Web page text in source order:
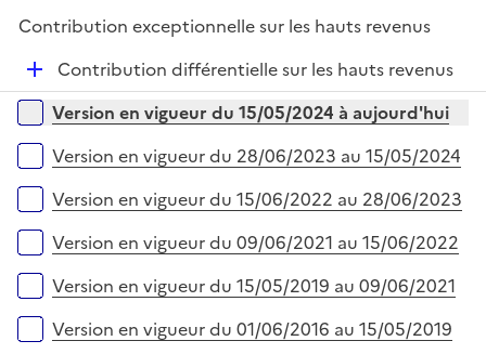
i
r
p
i
e
Contribution exceptionnelle sur les hauts revenus
D
é
p
e
Contribution différentielle sur les hauts revenus
Versions sur la période
Version en vigueur du 15/05/2024 à aujourd'hui
Version en vigueur du 28/06/2023 au 15/05/2024
Version en vigueur du 15/06/2022 au 28/06/2023
Version en vigueur du 09/06/2021 au 15/06/2022
Version en vigueur du 15/05/2019 au 09/06/2021
Version en vigueur du 01/06/2016 au 15/05/2019